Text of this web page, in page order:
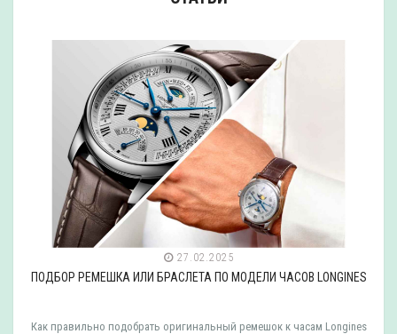
27.02.2025
ПОДБОР РЕМЕШКА ИЛИ БРАСЛЕТА ПО МОДЕЛИ ЧАСОВ LONGINES
Как правильно подобрать оригинальный ремешок к часам Longines